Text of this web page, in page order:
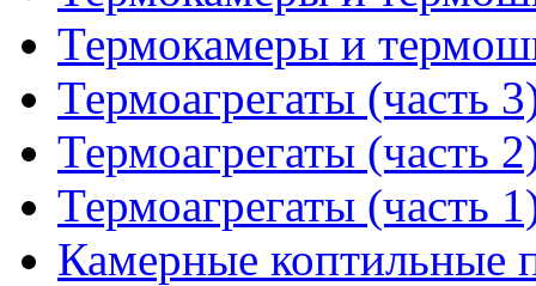
Термокамеры и
Термоагрегаты (часть
Термоагрегаты (часть
Термоагрегаты (часть
Камерные коптильные